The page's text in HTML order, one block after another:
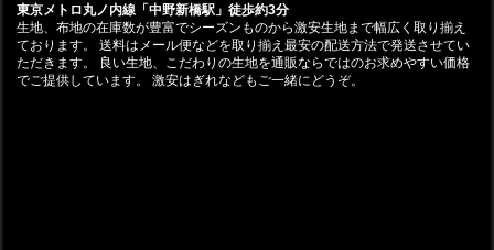
東京メトロ丸ノ内線「中野新橋駅」徒歩約3分
生地、布地の在庫数が豊富でシーズンものから激安生地まで幅広く取り揃え
ております。 送料はメール便などを取り揃え最安の配送方法で発送させてい
ただきます。 良い生地、こだわりの生地を通販ならではのお求めやすい価格
でご提供しています。 激安はぎれなどもご一緒にどうぞ。